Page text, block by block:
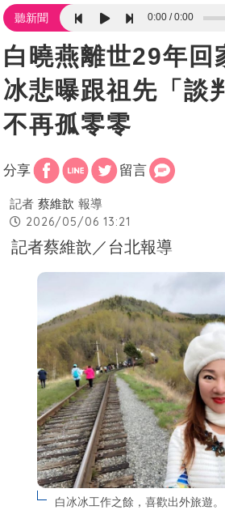
聽新聞 0:00 0:00
白曉燕離世29年回
冰悲曝跟祖先「談
不再孤零零
分享 留言
記者 蔡維歆 報導
2026/05/06 13:21
記者蔡維歆／台北報導
白冰冰工作之餘，喜歡出外旅遊